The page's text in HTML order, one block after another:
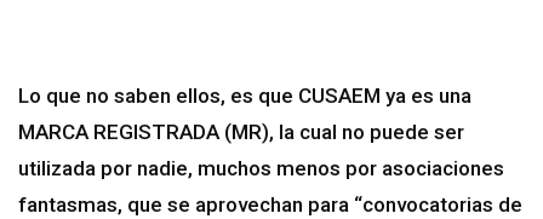
Lo que no saben ellos, es que CUSAEM ya es una
MARCA REGISTRADA (MR), la cual no puede ser
utilizada por nadie, muchos menos por asociaciones
fantasmas, que se aprovechan para “convocatorias de